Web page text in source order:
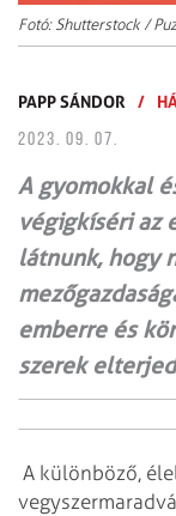
Fotó: Shutterstock /
PAPP SÁNDOR /
2023. 09. 07.
A gyomokkal
végigkíséri az
látnunk, hogy
emberre és
szerek
A különböző,